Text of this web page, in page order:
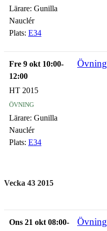
Lärare: Gunilla
Nauclér
Plats: E34
Fre 9 okt 10:00-
12:00
Övning
HT 2015
övning
Lärare: Gunilla
Nauclér
Plats: E34
Vecka 43 2015
Ons 21 okt 08:00-
Övning